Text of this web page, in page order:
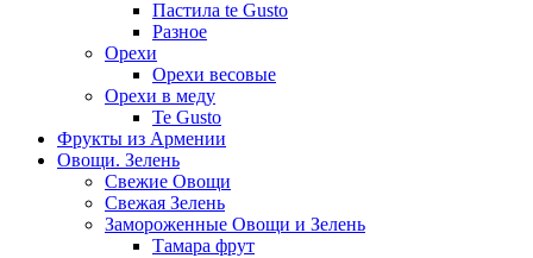
Пастила te Gusto
Разное
Орехи
Орехи весовые
Орехи в меду
Te Gusto
Фрукты из Армении
Овощи. Зелень
Свежие Овощи
Свежая Зелень
Замороженные Овощи и Зелень
Тамара фрут